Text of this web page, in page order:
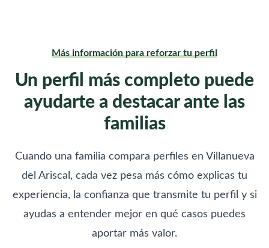
Más información para reforzar tu perfil
Un perfil más completo puede
ayudarte a destacar ante las
familias
Cuando una familia compara perfiles en Villanueva
del Ariscal, cada vez pesa más cómo explicas tu
experiencia, la confianza que transmite tu perfil y si
ayudas a entender mejor en qué casos puedes
aportar más valor.